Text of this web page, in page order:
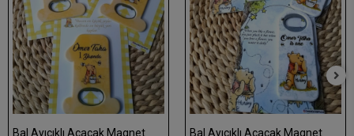
Bal Ayıcıklı Açacak Magnet
Bal Ayıcıklı Açacak Magnet